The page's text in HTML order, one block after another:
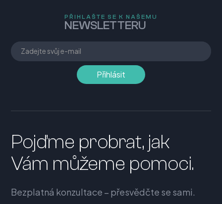
PŘIHLAŠTE SE K NAŠEMU
NEWSLETTERU
Pojďme probrat, jak
Vám můžeme pomoci.
Bezplatná konzultace – přesvědčte se sami.